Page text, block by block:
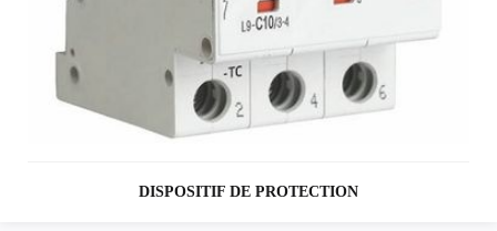
DISPOSITIF DE PROTECTION